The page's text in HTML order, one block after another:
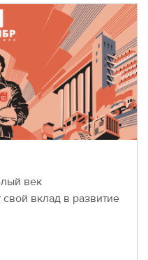
век
вклад в развитие